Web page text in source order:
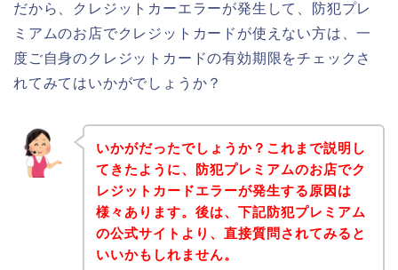
だから、クレジットカーエラーが発生して、防犯プレ
ミアムのお店でクレジットカードが使えない方は、一
度ご自身のクレジットカードの有効期限をチェックさ
れてみてはいかがでしょうか？
いかがだったでしょうか？これまで説明し
てきたように、防犯プレミアムのお店でク
レジットカードエラーが発生する原因は
様々あります。後は、下記防犯プレミアム
の公式サイトより、直接質問されてみると
いいかもしれません。